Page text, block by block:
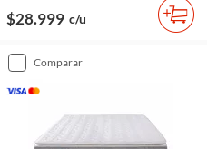
$28.999 c/u
comparar